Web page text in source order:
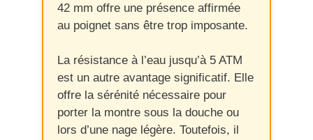
42 mm offre une présence affirmée
au poignet sans être trop imposante.
La résistance à l’eau jusqu’à 5 ATM
est un autre avantage significatif. Elle
offre la sérénité nécessaire pour
porter la montre sous la douche ou
lors d’une nage légère. Toutefois, il